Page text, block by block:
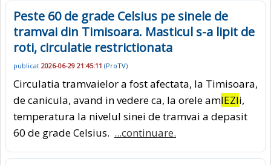
Peste 60 de grade Celsius pe sinele de
tramvai din Timisoara. Masticul s-a lipit de
roti, circulatie restrictionata
publicat 2026-06-29 21:45:11 (ProTV)
Circulatia tramvaielor a fost afectata, la Timisoara,
de canicula, avand in vedere ca, la orele amIEZIi,
temperatura la nivelul sinei de tramvai a depasit
60 de grade Celsius. ...continuare.